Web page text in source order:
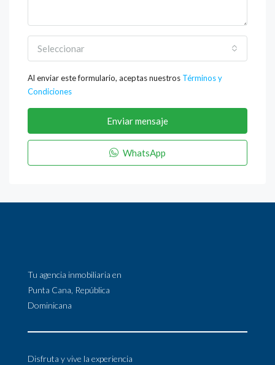
Seleccionar
Al enviar este formulario, aceptas nuestros Términos y
Condiciones
Enviar mensaje
WhatsApp
Tu agencia inmobiliaria en
Punta Cana, República
Dominicana
Disfruta y vive la experiencia